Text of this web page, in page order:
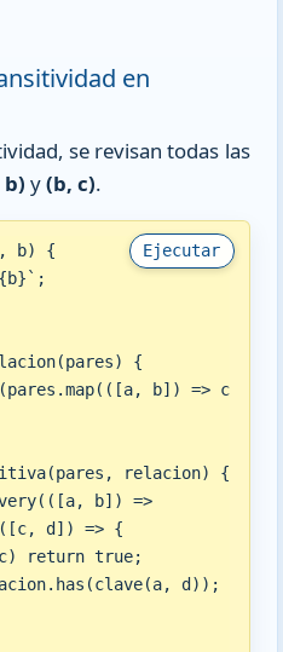
en
se revisan todas las
b) y(b, c).
Ejecutar
b) {
{
b]) =>
relacion) {
b]) =>
d]) => {
return true;
d));